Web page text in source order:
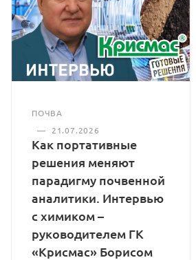
ПОЧВА
—
21.07.2026
Как портативные
решения меняют
парадигму почвенной
аналитики. Интервью
с химиком –
руководителем ГК
«Крисмас» Борисом